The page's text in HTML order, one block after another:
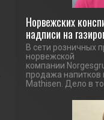
Норвежских
надписи на
В сети розничных
норвежской
компании
продажа напитков
Mathisen. Дело в